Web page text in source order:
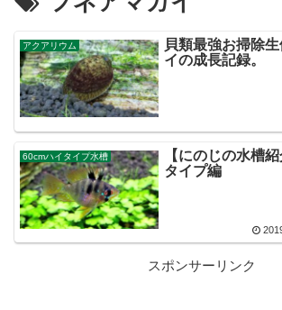
アクアリウム
貝類最強お掃除
イの成長記録。
60cmハイタイプ水槽
【にのじの水槽
タイプ編
スポンサーリンク